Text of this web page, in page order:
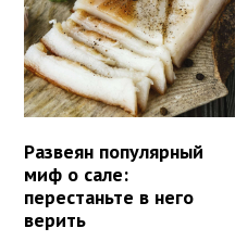
Развеян популярный
миф о сале:
перестаньте в него
верить